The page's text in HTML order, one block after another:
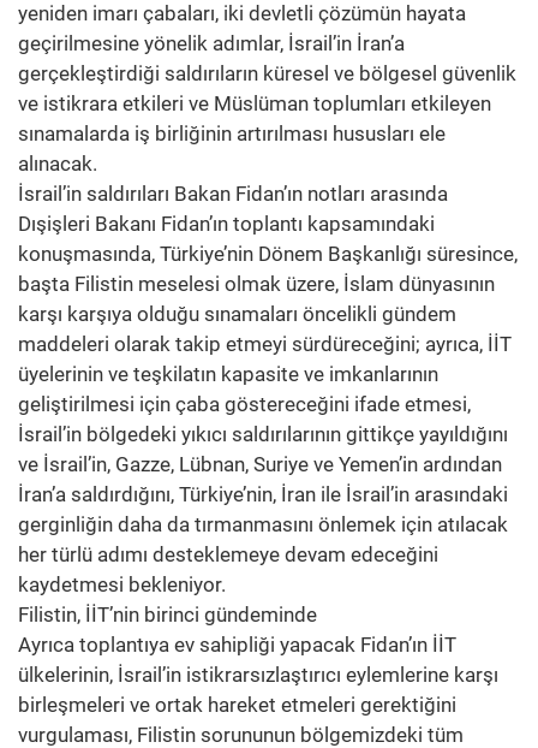
yeniden imarı çabaları, iki devletli çözümün hayata
geçirilmesine yönelik adımlar, İsrail’in İran’a
gerçekleştirdiği saldırıların küresel ve bölgesel güvenlik
ve istikrara etkileri ve Müslüman toplumları etkileyen
sınamalarda iş birliğinin artırılması hususları ele
alınacak.
İsrail’in saldırıları Bakan Fidan’ın notları arasında
Dışişleri Bakanı Fidan’ın toplantı kapsamındaki
konuşmasında, Türkiye’nin Dönem Başkanlığı süresince,
başta Filistin meselesi olmak üzere, İslam dünyasının
karşı karşıya olduğu sınamaları öncelikli gündem
maddeleri olarak takip etmeyi sürdüreceğini; ayrıca, İİT
üyelerinin ve teşkilatın kapasite ve imkanlarının
geliştirilmesi için çaba göstereceğini ifade etmesi,
İsrail’in bölgedeki yıkıcı saldırılarının gittikçe yayıldığını
ve İsrail’in, Gazze, Lübnan, Suriye ve Yemen’in ardından
İran’a saldırdığını, Türkiye’nin, İran ile İsrail’in arasındaki
gerginliğin daha da tırmanmasını önlemek için atılacak
her türlü adımı desteklemeye devam edeceğini
kaydetmesi bekleniyor.
Filistin, İİT’nin birinci gündeminde
Ayrıca toplantıya ev sahipliği yapacak Fidan’ın İİT
ülkelerinin, İsrail’in istikrarsızlaştırıcı eylemlerine karşı
birleşmeleri ve ortak hareket etmeleri gerektiğini
vurgulaması, Filistin sorununun bölgemizdeki tüm